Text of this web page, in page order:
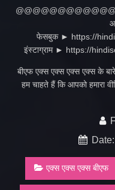
फेसबुक ► https://
इंस्टाग्राम ► https://
बीएफ एक्स एक्स एक्स एक्स के
हम चाहते हैं कि आपको हमारा
एक्स एक्स एक्स बीएफ